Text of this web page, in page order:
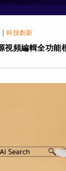
| 科技創新
視頻編輯全功能